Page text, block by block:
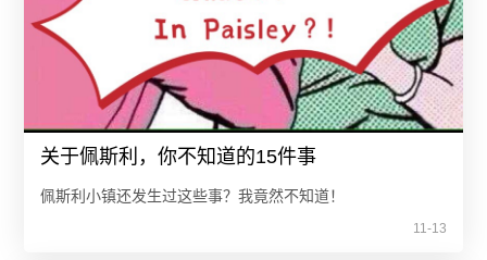
关于佩斯利，你不知道的15件事
佩斯利小镇还发生过这些事？我竟然不知道！
11-13